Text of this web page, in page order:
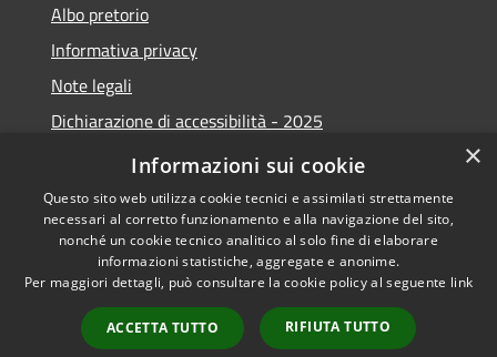
Albo pretorio
Informativa privacy
Note legali
Dichiarazione di accessibilità - 2025
Obiettivi di accessibilità - 2025
Accessibilità
Copyright © 2026 • Comune di
Castelverde • Powered by
Municipium•
Accesso
redazione
×
Informazioni sui cookie
Questo sito web utilizza cookie tecnici e assimilati strettamente
necessari al corretto funzionamento e alla navigazione del sito,
nonché un cookie tecnico analitico al solo fine di elaborare
informazioni statistiche, aggregate e anonime.
Per maggiori dettagli, può consultare la cookie policy al seguente link
ACCETTA TUTTO RIFIUTA TUTTO